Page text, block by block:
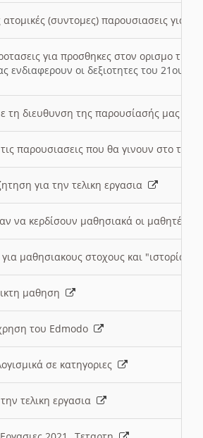
ατομικές (συντομες) παρουσιασεις για
για προσθηκες στον ορισμο
ενδιαφερουν οι δεξιοτητες του 21ου
τη διευθυνση της παρουσίασής μας
παρουσιασεις που θα γινουν στο
για την τελικη εργασια
να κερδίσουν μαθησιακά οι μαθητές/
μαθησιακους στοχους και "ιστορία"
μαθηση
του Edmodo
σε κατηγοριες
τελικη εργασια